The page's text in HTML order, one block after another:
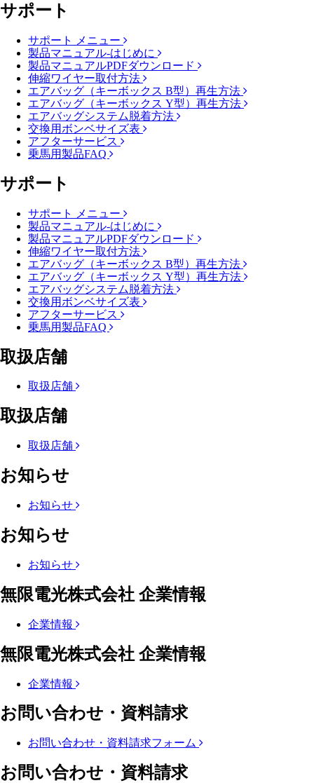
サポート
サポート メニュー
製品マニュアル-はじめに
製品マニュアルPDFダウンロード
伸縮ワイヤー取付方法
エアバッグ（キーボックス B型）再生方法
エアバッグ（キーボックス Y型）再生方法
エアバッグシステム脱着方法
交換用ボンベサイズ表
アフターサービス
乗馬用製品FAQ
サポート
サポート メニュー
製品マニュアル-はじめに
製品マニュアルPDFダウンロード
伸縮ワイヤー取付方法
エアバッグ（キーボックス B型）再生方法
エアバッグ（キーボックス Y型）再生方法
エアバッグシステム脱着方法
交換用ボンベサイズ表
アフターサービス
乗馬用製品FAQ
取扱店舗
取扱店舗
取扱店舗
取扱店舗
お知らせ
お知らせ
お知らせ
お知らせ
無限電光株式会社 企業情報
企業情報
無限電光株式会社 企業情報
企業情報
お問い合わせ・資料請求
お問い合わせ・資料請求フォーム
お問い合わせ・資料請求